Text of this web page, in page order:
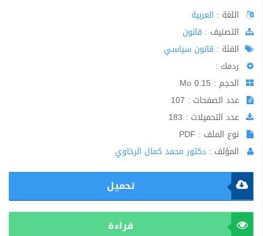
اللغة : العربية
اﻟﺘﺼﻨﻴﻒ : قانون
الفئة : قانون سياسي
ردمك :
الحجم : 0.15 Mo
عدد الصفحات : 107
عدد التحميلات : 183
نوع الملف : PDF
المؤلف : دكتور محمد كمال الرخاوي
تحميل
قراءة